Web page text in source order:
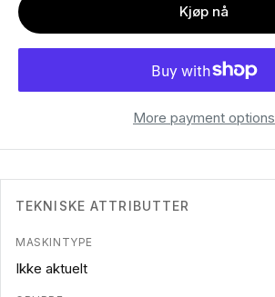
Kjøp nå
More payment options
TEKNISKE ATTRIBUTTER
MASKINTYPE
Ikke aktuelt